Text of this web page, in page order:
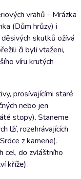
vrahů - Mrázka
(Dům hrůzy) i
skutků ožívá
či byli vtaženi,
víru krutých
prosívajícími staré
nebo jen
stopy). Staneme
lží, rozehrávajících
z kamene).
cel, do zvláštního
kříže).